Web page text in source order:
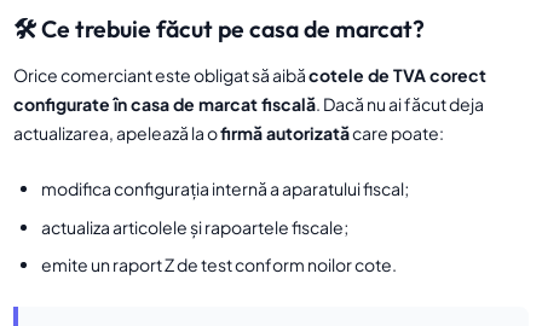
🛠 Ce trebuie făcut pe casa de marcat?
Orice comerciant este obligat să aibăcotele de TVA corect
configurate în casa de marcat fiscală. Dacă nu ai făcut deja
actualizarea, apelează la ofirmă autorizatăcare poate:
modifica configurația internă a aparatului fiscal;
actualiza articolele și rapoartele fiscale;
emite un raport Z de test conform noilor cote.